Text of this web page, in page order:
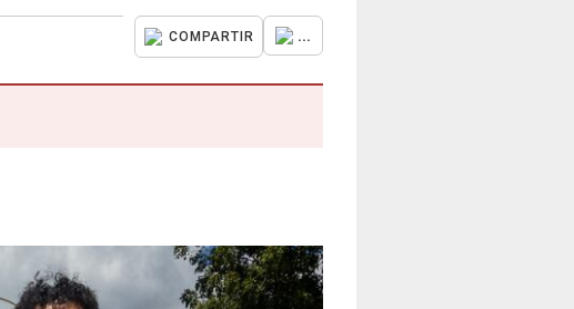
COMPARTIR ...